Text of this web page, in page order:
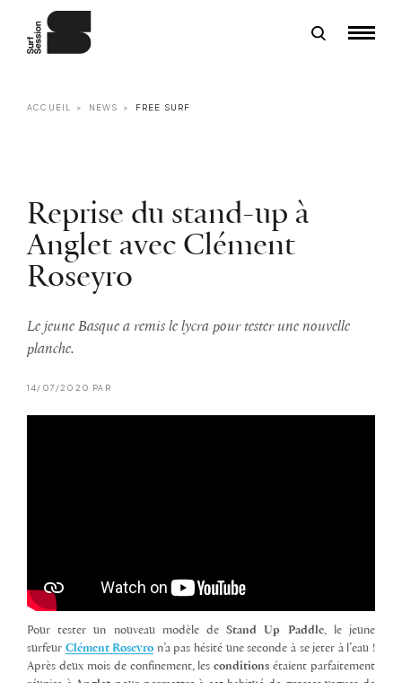
ACCUEIL NEWS FREE SURF
Reprise du stand-up à
Anglet avec Clément
Roseyro
Le jeune Basque a remis le lycra pour tester une nouvelle
planche.
14/07/2020 PAR
Pour tester un nouveau modèle deStand Up Paddle, le jeune
surfeur Clément Roseyro n’a pas hésité une seconde à se jeter à l’eau !
Après deux mois de confinement, lesconditions étaient parfaitement